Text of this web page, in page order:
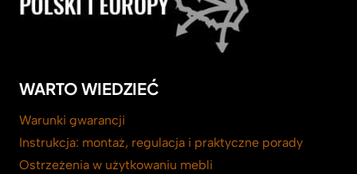
WARTO WIEDZIEĆ
Warunki gwarancji
Instrukcja: montaż, regulacja i praktyczne porady
Ostrzeżenia w użytkowaniu mebli